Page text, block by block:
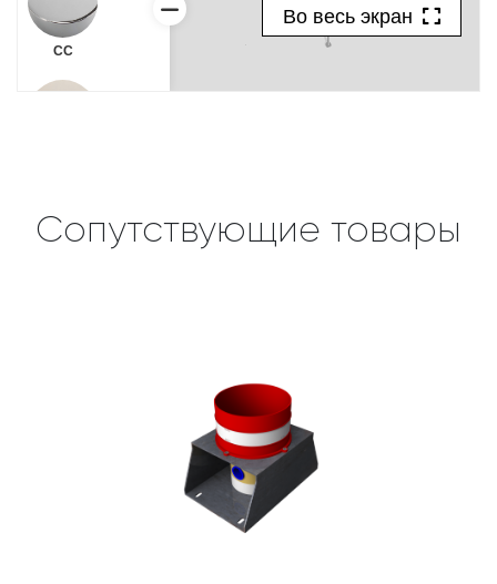
Сопутствующие товары